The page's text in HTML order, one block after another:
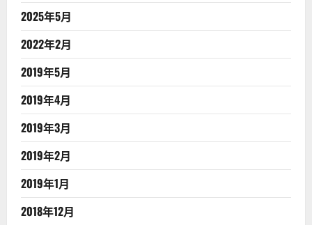
2025年5月
2022年2月
2019年5月
2019年4月
2019年3月
2019年2月
2019年1月
2018年12月